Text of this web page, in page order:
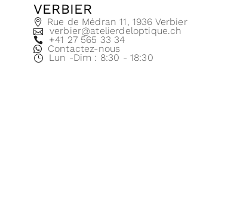
VERBIER
Rue de Médran 11, 1936 Verbier
verbier@atelierdeloptique.ch
+41 27 565 33 34
Contactez-nous
Lun -Dim : 8:30 - 18:30